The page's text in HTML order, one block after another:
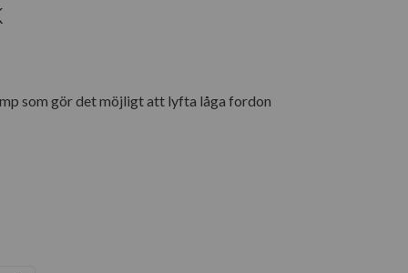
som gör det möjligt att lyfta låga fordon